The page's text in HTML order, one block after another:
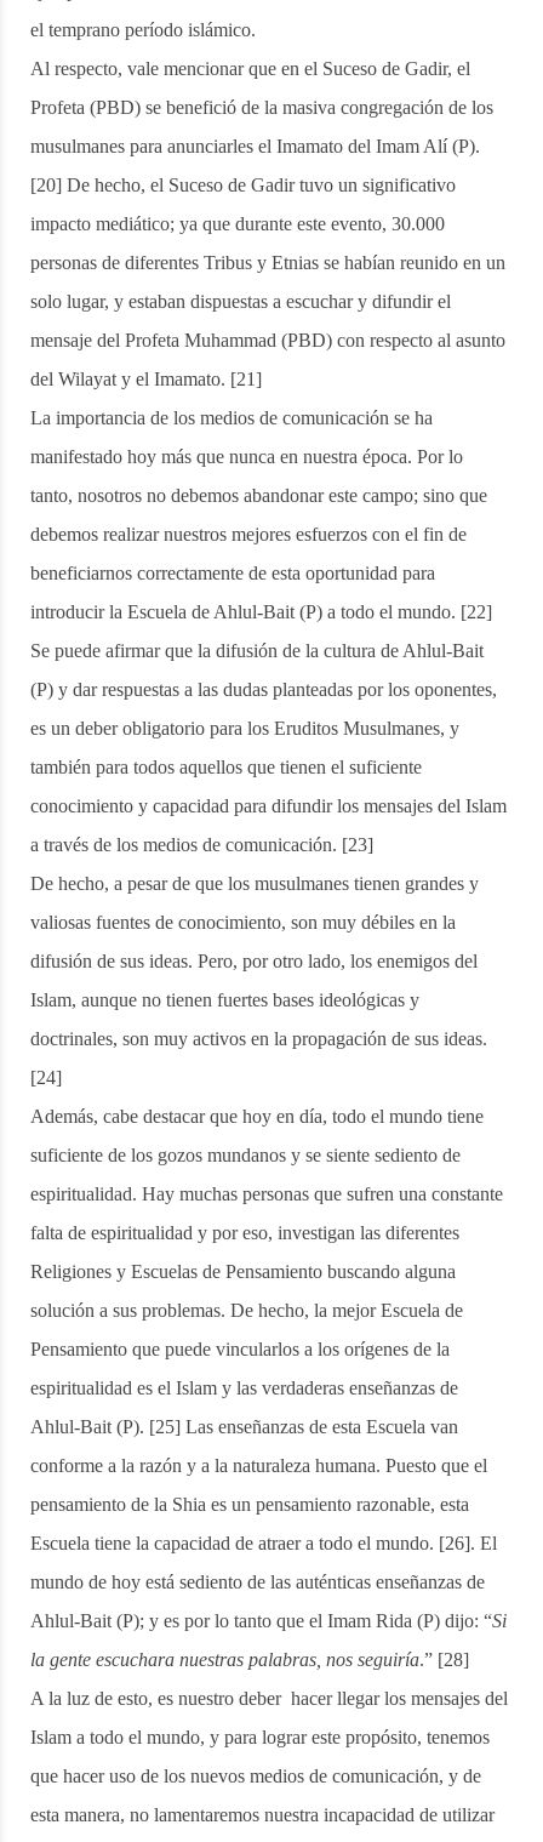
el temprano período islámico.
Al respecto, vale mencionar que en el Suceso de Gadir, el
Profeta (PBD) se benefició de la masiva congregación de los
musulmanes para anunciarles el Imamato del Imam Alí (P).
[20] De hecho, el Suceso de Gadir tuvo un significativo
impacto mediático; ya que durante este evento, 30.000
personas de diferentes Tribus y Etnias se habían reunido en un
solo lugar, y estaban dispuestas a escuchar y difundir el
mensaje del Profeta Muhammad (PBD) con respecto al asunto
del Wilayat y el Imamato. [21]
La importancia de los medios de comunicación se ha
manifestado hoy más que nunca en nuestra época. Por lo
tanto, nosotros no debemos abandonar este campo; sino que
debemos realizar nuestros mejores esfuerzos con el fin de
beneficiarnos correctamente de esta oportunidad para
introducir la Escuela de Ahlul-Bait (P) a todo el mundo. [22]
Se puede afirmar que la difusión de la cultura de Ahlul-Bait
(P) y dar respuestas a las dudas planteadas por los oponentes,
es un deber obligatorio para los Eruditos Musulmanes, y
también para todos aquellos que tienen el suficiente
conocimiento y capacidad para difundir los mensajes del Islam
a través de los medios de comunicación. [23]
De hecho, a pesar de que los musulmanes tienen grandes y
valiosas fuentes de conocimiento, son muy débiles en la
difusión de sus ideas. Pero, por otro lado, los enemigos del
Islam, aunque no tienen fuertes bases ideológicas y
doctrinales, son muy activos en la propagación de sus ideas.
[24]
Además, cabe destacar que hoy en día, todo el mundo tiene
suficiente de los gozos mundanos y se siente sediento de
espiritualidad. Hay muchas personas que sufren una constante
falta de espiritualidad y por eso, investigan las diferentes
Religiones y Escuelas de Pensamiento buscando alguna
solución a sus problemas. De hecho, la mejor Escuela de
Pensamiento que puede vincularlos a los orígenes de la
espiritualidad es el Islam y las verdaderas enseñanzas de
Ahlul-Bait (P). [25] Las enseñanzas de esta Escuela van
conforme a la razón y a la naturaleza humana. Puesto que el
pensamiento de la Shia es un pensamiento razonable, esta
Escuela tiene la capacidad de atraer a todo el mundo. [26]. El
mundo de hoy está sediento de las auténticas enseñanzas de
Ahlul-Bait (P); y es por lo tanto que el Imam Rida (P) dijo: “Si
la gente escuchara nuestras palabras, nos seguiría.” [28]
A la luz de esto, es nuestro deber hacer llegar los mensajes del
Islam a todo el mundo, y para lograr este propósito, tenemos
que hacer uso de los nuevos medios de comunicación, y de
esta manera, no lamentaremos nuestra incapacidad de utilizar